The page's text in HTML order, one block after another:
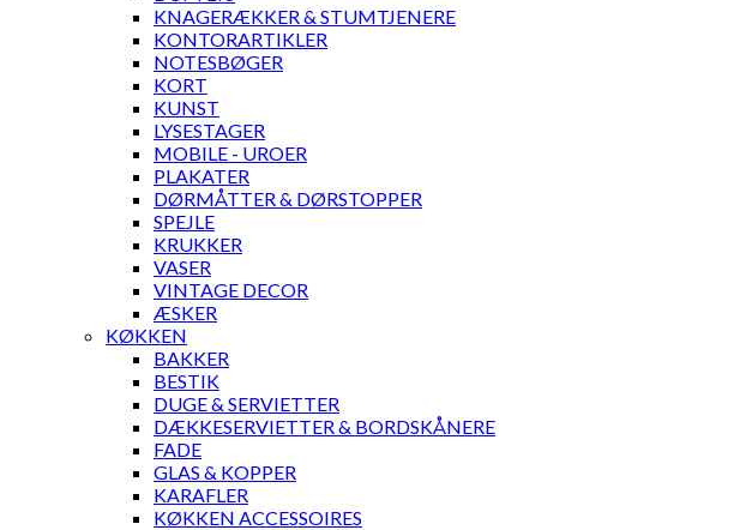
KNAGERÆKKER & STUMTJENERE
KONTORARTIKLER
NOTESBØGER
KORT
KUNST
LYSESTAGER
MOBILE - UROER
PLAKATER
DØRMÅTTER & DØRSTOPPER
SPEJLE
KRUKKER
VASER
VINTAGE DECOR
ÆSKER
KØKKEN
BAKKER
BESTIK
DUGE & SERVIETTER
DÆKKESERVIETTER & BORDSKÅNERE
FADE
GLAS & KOPPER
KARAFLER
KØKKEN ACCESSOIRES